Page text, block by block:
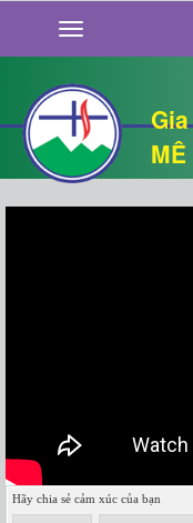
MÊ
GIỚI THIỆU
TIN TỨC
SỐNG ĐẠO
CHUYỆN
QUÁN VĂN
Hãy chia sẻ cảm xúc của bạn